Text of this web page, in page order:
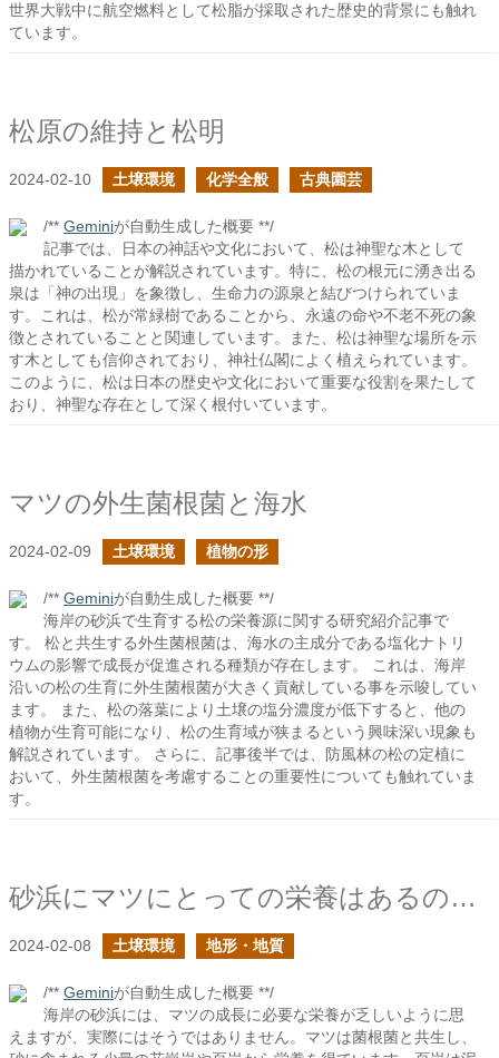
世界大戦中に航空燃料として松脂が採取された歴史的背景にも触れ
ています。
松原の維持と松明
2024-02-10 土壌環境 化学全般 古典園芸
/** Geminiが自動生成した概要 **/
記事では、日本の神話や文化において、松は神聖な木として
描かれていることが解説されています。特に、松の根元に湧き出る
泉は「神の出現」を象徴し、生命力の源泉と結びつけられていま
す。これは、松が常緑樹であることから、永遠の命や不老不死の象
徴とされていることと関連しています。また、松は神聖な場所を示
す木としても信仰されており、神社仏閣によく植えられています。
このように、松は日本の歴史や文化において重要な役割を果たして
おり、神聖な存在として深く根付いています。
マツの外生菌根菌と海水
2024-02-09 土壌環境 植物の形
/** Geminiが自動生成した概要 **/
海岸の砂浜で生育する松の栄養源に関する研究紹介記事で
す。 松と共生する外生菌根菌は、海水の主成分である塩化ナトリ
ウムの影響で成長が促進される種類が存在します。 これは、海岸
沿いの松の生育に外生菌根菌が大きく貢献している事を示唆してい
ます。 また、松の落葉により土壌の塩分濃度が低下すると、他の
植物が生育可能になり、松の生育域が狭まるという興味深い現象も
解説されています。 さらに、記事後半では、防風林の松の定植に
おいて、外生菌根菌を考慮することの重要性についても触れていま
す。
砂浜にマツにとっての栄養はあるのか？
2024-02-08 土壌環境 地形・地質
/** Geminiが自動生成した概要 **/
海岸の砂浜には、マツの成長に必要な栄養が乏しいように思
えますが、実際にはそうではありません。マツは菌根菌と共生し、